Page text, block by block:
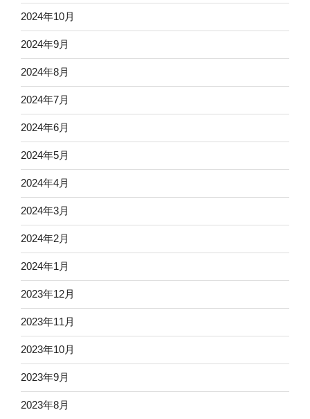
2024年10月
2024年9月
2024年8月
2024年7月
2024年6月
2024年5月
2024年4月
2024年3月
2024年2月
2024年1月
2023年12月
2023年11月
2023年10月
2023年9月
2023年8月